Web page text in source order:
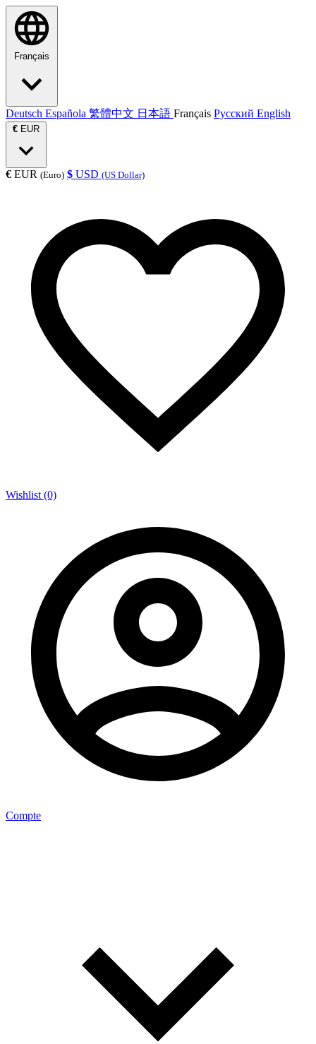
Français
Deutsch Española 繁體中文 日本語 Français Русский English
€ EUR
€ EUR (Euro) $ USD (US Dollar)
Wishlist (0)
Compte